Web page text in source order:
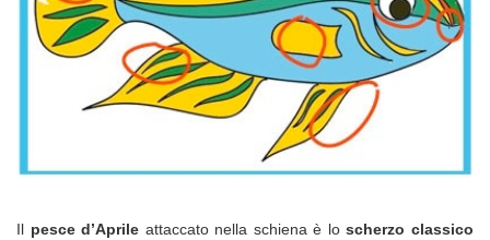
Il pesce d’Aprile attaccato nella schiena è loscherzo classico